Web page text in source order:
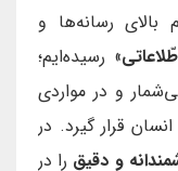
رسانه‌ها و
» رسیده‌ایم؛
و در مواردی
قرار گیرد. در
و دقیق را در